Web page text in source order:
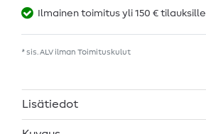
Ilmainen toimitus yli 150 € tilauksille
* sis. ALV ilman Toimituskulut
Lisätiedot